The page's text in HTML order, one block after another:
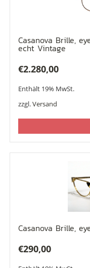
Casanova Brille,
echt Vintage
€2.280,00
Enthält 19% MwSt.
zzgl.Versand
Casanova Brille,
€290,00